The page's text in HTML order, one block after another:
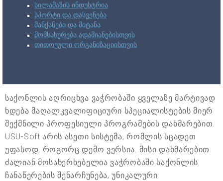
სილამაზის ინდუსტრია
სპორტი და დასვენება
მანქანები და მიტანა
მომსახურება ადამიანებისთვის
თითოეული ორგანიზაციისთვის
საქონლის აღრიცხვა ვაჭრობაში ყველაზე მარტივად
ხდება მაღალკვალიფიციური სპეციალისტების მიერ
შექმნილი პროფესიული პროგრამების დახმარებით.
USU-Soft არის ასეთი სისტემა, რომლის სცადეთ
უფასოდ, როგორც დემო ვერსია. მისი დახმარებით
ძალიან მოსახერხებელია ვაჭრობაში საქონლის
ჩანაწერების შენარჩუნება, უნიკალური